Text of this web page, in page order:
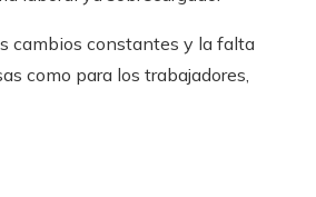
cambios constantes y la falta
como para los trabajadores,